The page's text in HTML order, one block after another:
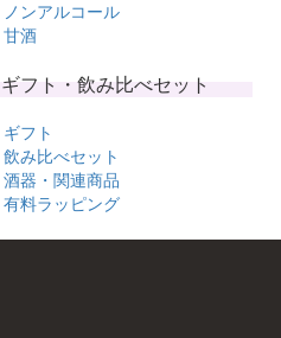
ノンアルコール
甘酒
ギフト・飲み比べセット
ギフト
飲み比べセット
酒器・関連商品
有料ラッピング